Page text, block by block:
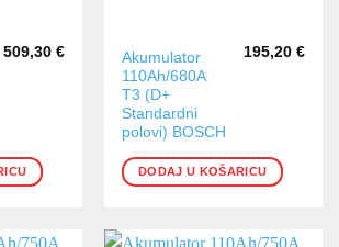
509,30 €
Akumulator
110Ah/680A
T3 (D+
Standardni
polovi) BOSCH
195,20 €
DODAJ U KOŠARICU